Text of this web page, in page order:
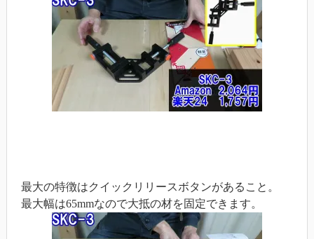
最大の特徴はクイックリリースボタンがあること。
最大幅は65mmなので大抵の材を固定できます。